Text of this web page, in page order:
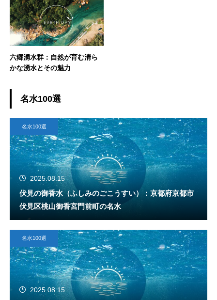
六郷湧水群：自然が育む清ら
かな湧水とその魅力
名水100選
名水100選
2025.08.15
伏見の御香水（ふしみのごこうすい）：京都府京都市
伏見区桃山御香宮門前町の名水
名水100選
2025.08.15